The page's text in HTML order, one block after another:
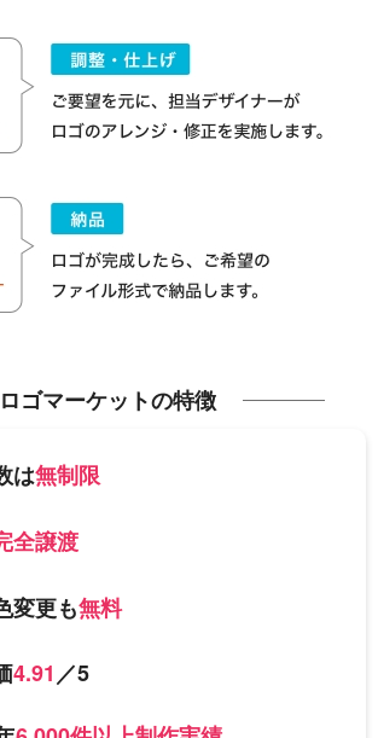
ロゴマーケットの特徴
は無制限
全譲渡
変更も無料
4.91／5